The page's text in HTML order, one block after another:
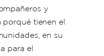
y
porqué tienen el
en su
para el